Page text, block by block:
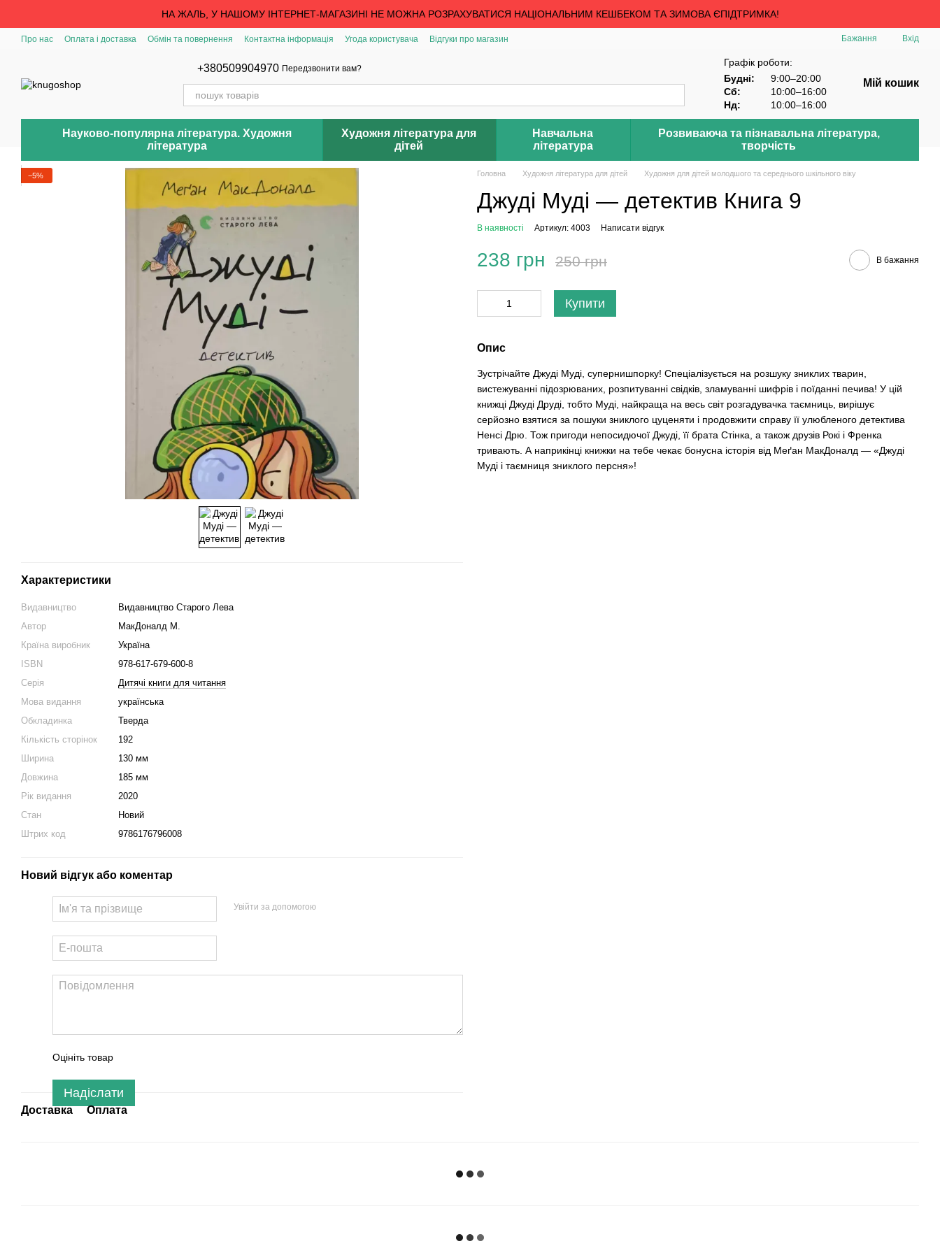
НА ЖАЛЬ, У НАШОМУ ІНТЕРНЕТ-МАГАЗИНІ НЕ МОЖНА РОЗРАХУВАТИСЯ НАЦІОНАЛЬНИМ КЕШБЕКОМ ТА ЗИМОВА ЄПІДТРИМКА!
Про нас Оплата і доставка Обмін та повернення Контактна інформація Угода користувача Відгуки про магазин Бажання Вхід
+380509904970 Передзвонити вам?
Графік роботи:
Будні:
9:00–20:00
Сб:
10:00–16:00
Нд:
10:00–16:00
Мій кошик
Науково-популярна література. Художня
література
Художня література для
дітей
Навчальна
література
Розвиваюча та пізнавальна література,
творчість
−5%
Характеристики
Видавництво
Видавництво Старого Лева
Автор
МакДоналд М.
Країна виробник
Україна
ISBN
978-617-679-600-8
Серія
Дитячі книги для читання
Мова видання
українська
Обкладинка
Тверда
Кількість сторінок
192
Ширина
130 мм
Довжина
185 мм
Рік видання
2020
Стан
Новий
Штрих код
9786176796008
Новий відгук або коментар
Увійти за допомогою
Оцініть товар
Надіслати
Доставка Оплата
Головна Художня література для дітей Художня для дітей молодшого та середнього шкільного віку
Джуді Муді — детектив Книга 9
В наявності Артикул: 4003 Написати відгук
238 грн 250 грн В бажання
Купити
Опис
Зустрічайте Джуді Муді, супернишпорку! Спеціалізується на розшуку зниклих тварин,
вистежуванні підозрюваних, розпитуванні свідків, зламуванні шифрів і пої­данні печива! У цій
книжці Джуді Друді, тобто Муді, найкраща на весь світ розгадувачка таємниць, вирішує
серйозно взятися за пошуки зниклого цуценяти і продовжити справу її улюбленого детектива
Ненсі Дрю. Тож пригоди непосидючої Джуді, її брата Стінка, а також друзів Рокі і Френка
тривають. А наприкінці книжки на тебе чекає бонусна історія від Меґан МакДоналд — «Джуді
Муді і таємниця зниклого персня»!